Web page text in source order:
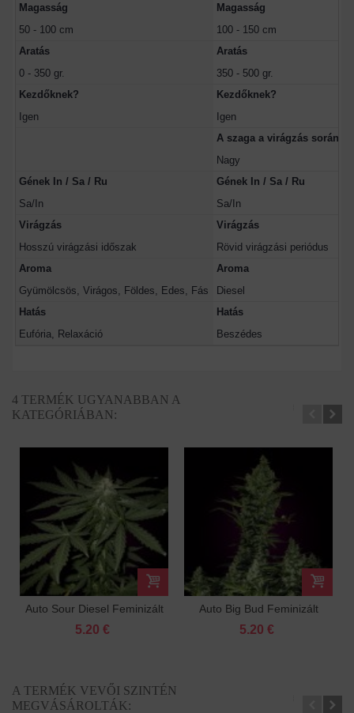
Magasság
50 - 100 cm
Magasság
100 - 150 cm
Aratás
0 - 350 gr.
Aratás
350 - 500 gr.
Kezdőknek?
Igen
Kezdőknek?
Igen
A szaga a virágzás során
Nagy
Gének In / Sa / Ru
Sa/In
Gének In / Sa / Ru
Sa/In
Virágzás
Hosszú virágzási időszak
Virágzás
Rövid virágzási periódus
Aroma
Gyümölcsös, Virágos, Földes, Edes, Fás
Aroma
Diesel
Hatás
Eufória, Relaxáció
Hatás
Beszédes
4 TERMÉK UGYANABBAN A
KATEGÓRIÁBAN:
Auto Sour Diesel Feminizált
5.20 €
Auto Big Bud Feminizált
5.20 €
A TERMÉK VEVŐI SZINTÉN
MEGVÁSÁROLTÁK: